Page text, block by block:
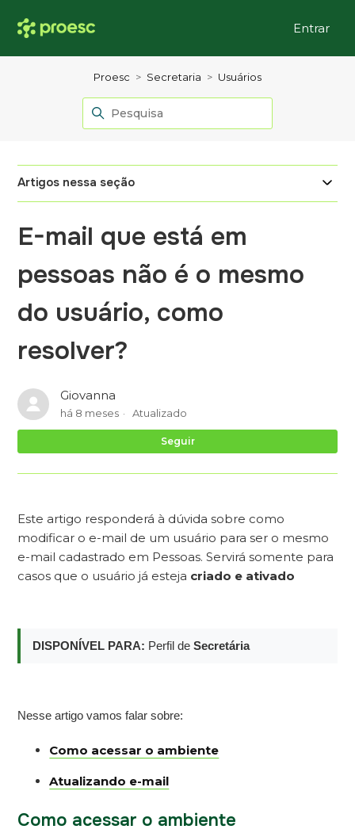
Entrar
Proesc Secretaria Usuários
Artigos nessa seção
E-mail que está em
pessoas não é o mesmo
do usuário, como
resolver?
Giovanna
há 8 meses Atualizado
Seguir
Este artigo responderá à dúvida sobre como
modificar o e-mail de um usuário para ser o mesmo
e-mail cadastrado em Pessoas. Servirá somente para
casos que o usuário já esteja criado e ativado
DISPONÍVEL PARA: Perfil deSecretária
Nesse artigo vamos falar sobre:
Como acessar o ambiente
Atualizando e-mail
Como acessar o ambiente